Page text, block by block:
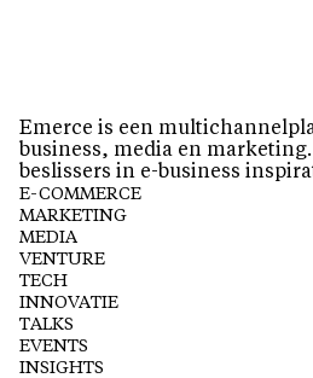
Emerce is een
business, media en
beslissers in e-business
E-COMMERCE
MARKETING
MEDIA
VENTURE
TECH
INNOVATIE
TALKS
EVENTS
INSIGHTS